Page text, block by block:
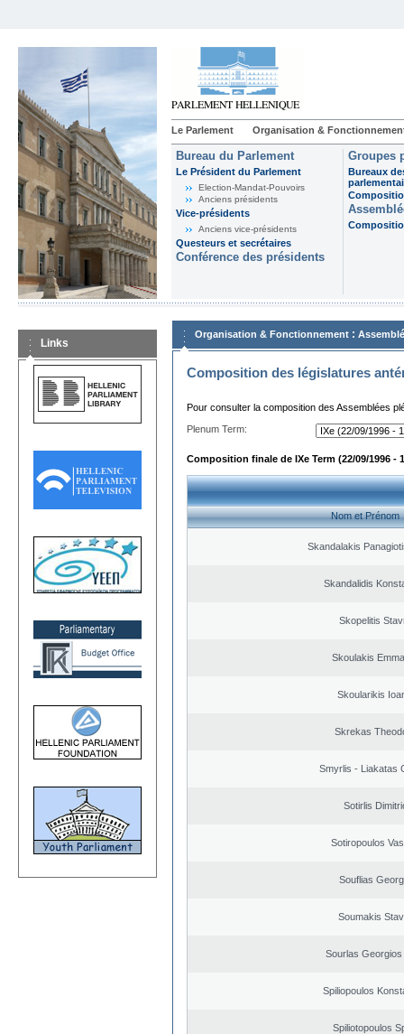
Le Parlement Organisation &
Bureau du Parlement
Le Président du Parlement
Election-Mandat-Pouvoirs
Anciens présidents
Vice-présidents
Anciens vice-présidents
Questeurs et secrétaires
Conférence des présidents
Groupes
Bureaux
Links
Organisation & Fonctionnement :
Composition des législatures
Pour consulter la composition des Assemblées
Plenum Term:
Composition finale de IXe Term (22/09/1996 -
Nom et Prénom
Skandalakis
Skandalidis
Skopelitis
Skoulakis
Skoularikis
Skrekas
Smyrlis - Liakatas
Sotirlis
Sotiropoulos
Souflias
Soumakis
Sourlas Georgios
Spiliopoulos
Spiliotopoulos